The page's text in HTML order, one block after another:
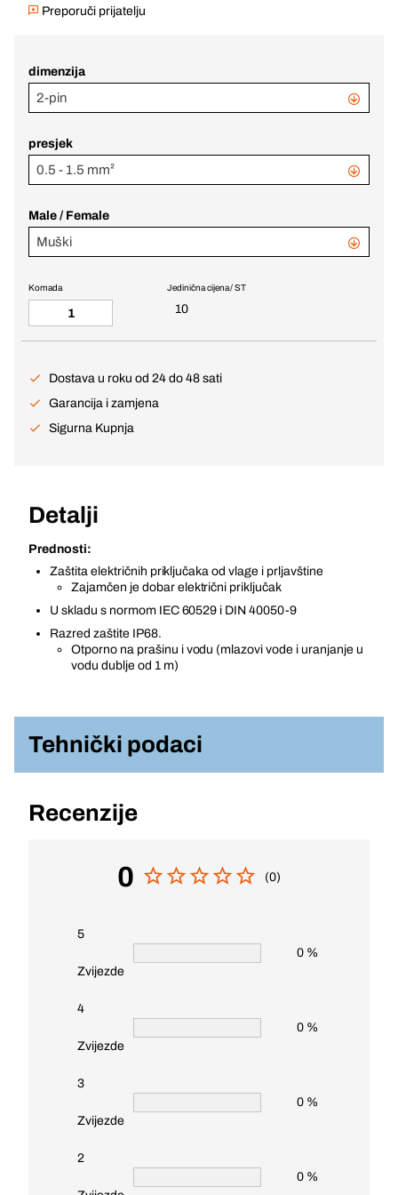
Preporuči prijatelju
dimenzija
2-pin
presjek
0.5 - 1.5 mm²
Male / Female
Muški
Jedinična cijena / ST
10
Komada
Dostava u roku od 24 do 48 sati
Garancija i zamjena
Sigurna Kupnja
Detalji
Prednosti:
Zaštita električnih priključaka od vlage i prljavštine
Zajamčen je dobar električni priključak
U skladu s normom IEC 60529 i DIN 40050-9
Razred zaštite IP68.
Otporno na prašinu i vodu (mlazovi vode i uranjanje u
vodu dublje od 1 m)
Tehnički podaci
Recenzije
0 (0)
5
Zvijezde
0 %
4
Zvijezde
0 %
3
Zvijezde
0 %
2
0 %